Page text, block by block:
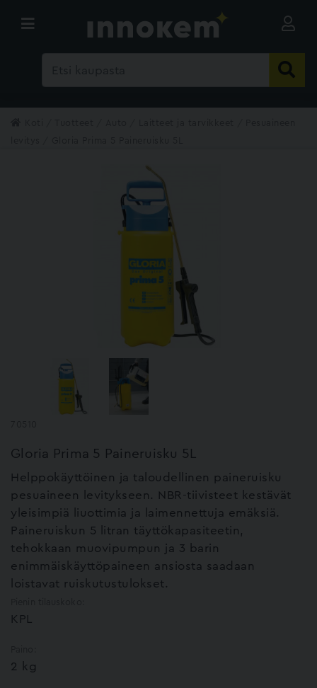
Gloria Prima 5 Paineruisku 5L
Helppokäyttöinen ja taloudellinen paineruisku
pesuaineen levitykseen. NBR-tiivisteet kestävät
yleisimpiä liuottimia ja laimennettuja emäksiä.
Paineruiskun 5 litran täyttökapasiteetin,
tehokkaan muovipumpun ja 3 barin
enimmäiskäyttöpaineen ansiosta saadaan
loistavat ruiskutustulokset.
KPL
2 kg